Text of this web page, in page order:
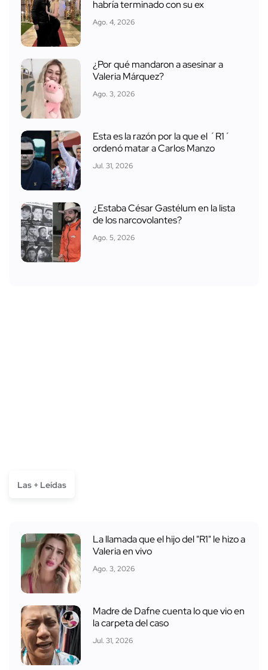
habría terminado con su ex
Ago. 4, 2026
¿Por qué mandaron a asesinar a
Valeria Márquez?
Ago. 3, 2026
Esta es la razón por la que el ´R1´
ordenó matar a Carlos Manzo
Jul. 31, 2026
¿Estaba César Gastélum en la lista
de los narcovolantes?
Ago. 5, 2026
Las + Leídas
La llamada que el hijo del "R1" le hizo a
Valeria en vivo
Ago. 3, 2026
Madre de Dafne cuenta lo que vio en
la carpeta del caso
Jul. 31, 2026